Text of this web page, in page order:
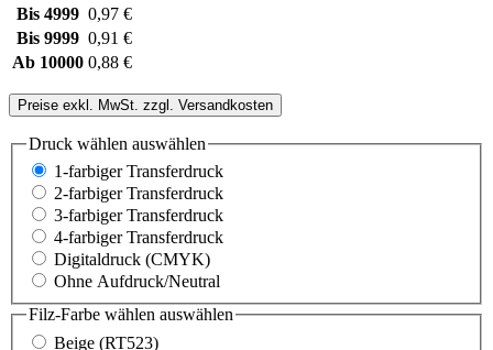
Bis 4999 0,97 €
Bis 9999 0,91 €
Ab 10000 0,88 €
Preise exkl. MwSt. zzgl. Versandkosten
Druck wählen auswählen
1-farbiger Transferdruck
2-farbiger Transferdruck
3-farbiger Transferdruck
4-farbiger Transferdruck
Digitaldruck (CMYK)
Ohne Aufdruck/Neutral
Filz-Farbe wählen auswählen
Beige (RT523)